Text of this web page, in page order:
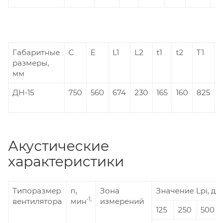
Габаритные
размеры,
мм
C E L1 L2 t1 t2 T1
ДН-15 750 560 674 230 165 160 825
Акустические
характеристики
Типоразмер
вентилятора
n,
мин-1,
Зона
измерений
Значение Lpi, дБ
125
250 500